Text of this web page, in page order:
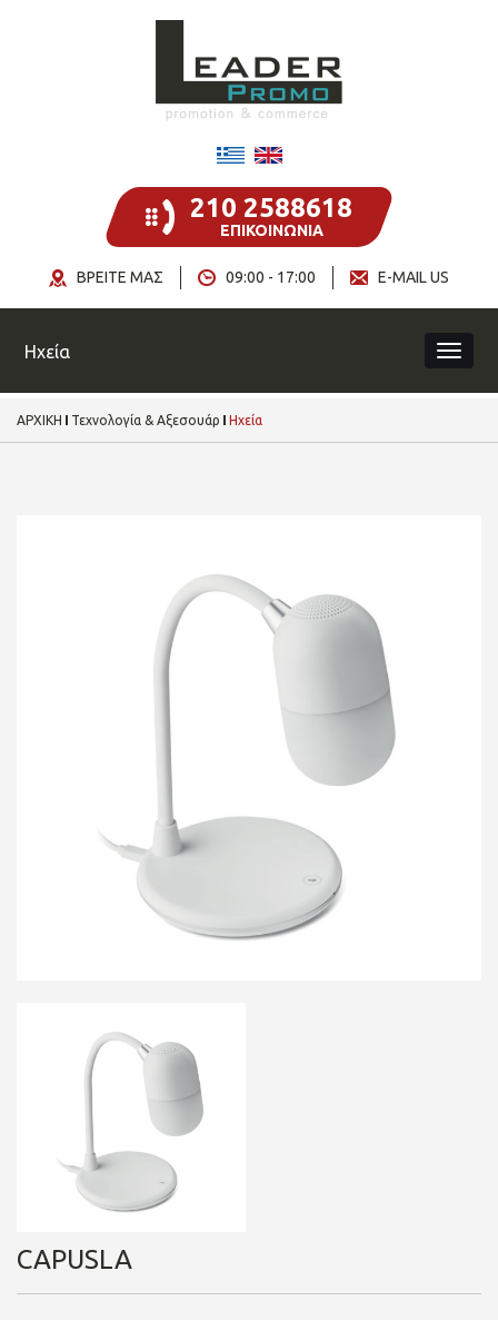
210 2588618
ΕΠΙΚΟΙΝΩΝΙΑ
E-MAIL US
09:00 - 17:00
ΒΡΕΙΤΕ ΜΑΣ
Ηχεία
ΑΡΧΙΚΗ Τεχνολογία & Αξεσουάρ Ηχεία
CAPUSLA